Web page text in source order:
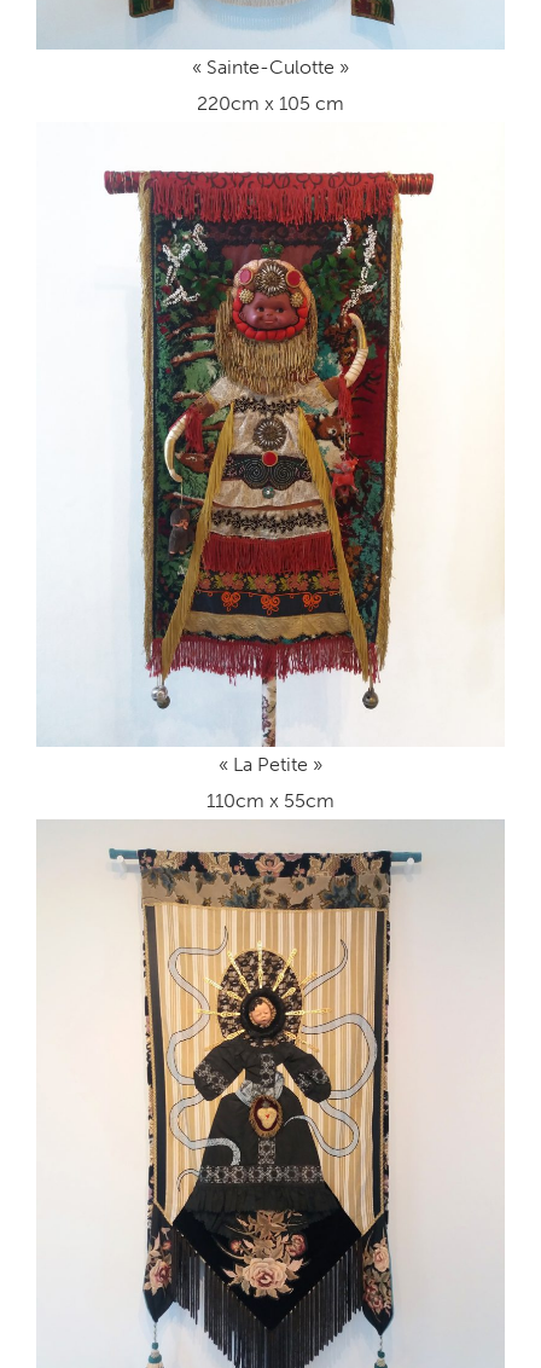
« Sainte-Culotte »
220cm x 105 cm
« La Petite »
110cm x 55cm